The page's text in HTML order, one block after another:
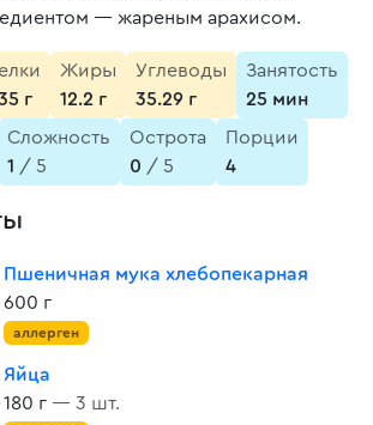
— жареным арахисом.
г
Жиры
12.2 г
Углеводы
35.29 г
Занятость
25 мин
Сложность
1 / 5
Острота
0 / 5
Порции
4
Пшеничная мука хлебопекарная
600 г
аллерген
Яйца
180 г — 3 шт.